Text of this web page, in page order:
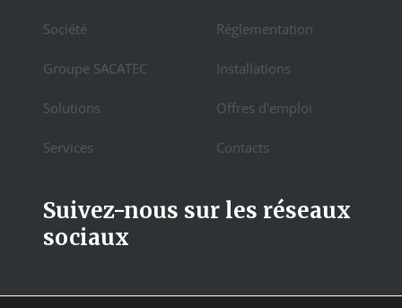
Société
Groupe SACATEC
Solutions
Services
Réglementation
Installations
Offres d'emploi
Contacts
Suivez-nous sur les réseaux
sociaux